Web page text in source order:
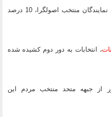
80 درصد نمایندگان منتخب اصولگرا، 10 درصد
، انتخابات به دور دوم کشیده شده
از جبهه متحد منتخب مردم این